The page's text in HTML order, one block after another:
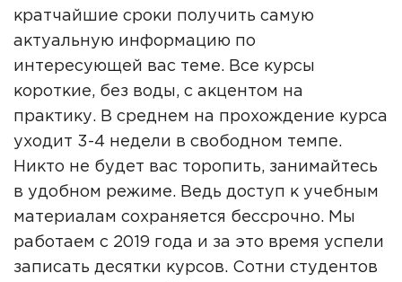
кратчайшие сроки получить самую
актуальную информацию по
интересующей вас теме. Все курсы
короткие, без воды, с акцентом на
практику. В среднем на прохождение курса
уходит 3-4 недели в свободном темпе.
Никто не будет вас торопить, занимайтесь
в удобном режиме. Ведь доступ к учебным
материалам сохраняется бессрочно. Мы
работаем с 2019 года и за это время успели
записать десятки курсов. Сотни студентов